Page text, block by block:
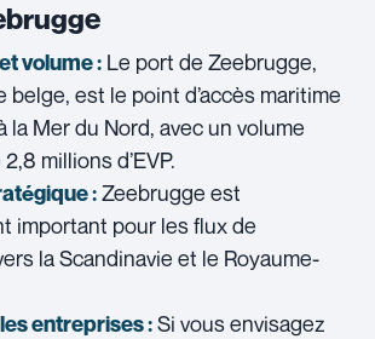
volume : Le port de Zeebrugge,
belge, est le point d’accès maritime
la Mer du Nord, avec un volume
millions d’EVP.
:Zeebrugge est
important pour les flux de
la Scandinavie et le Royaume-
entreprises :Si vous envisagez